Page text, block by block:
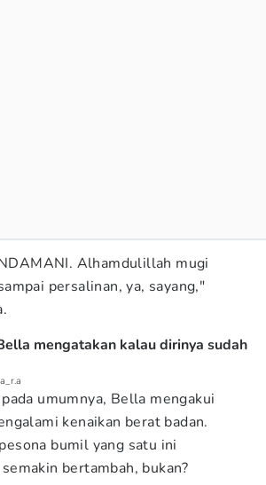
Alhamdulillah mugi
persalinan, ya, sayang,"
mengatakan kalau dirinya sudah
umumnya, Bella mengakui
kenaikan berat badan.
bumil yang satu ini
bertambah, bukan?